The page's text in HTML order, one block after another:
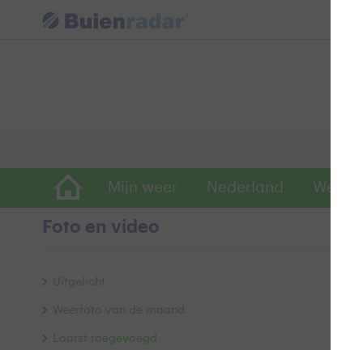
Mijn weer Nederland
Foto en video
Uitgelicht
Weerfoto van de maand
Laatst toegevoegd